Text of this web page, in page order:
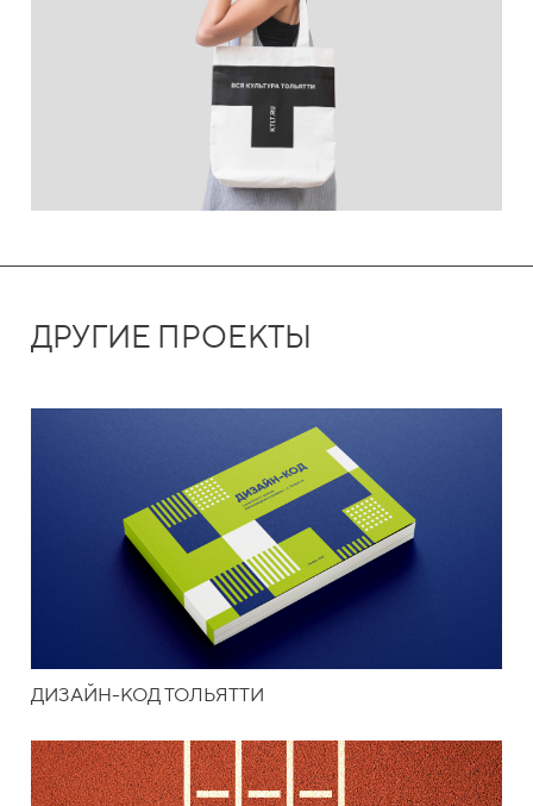
ДРУГИЕ ПРОЕКТЫ
ДИЗАЙН-КОД ТОЛЬЯТТИ